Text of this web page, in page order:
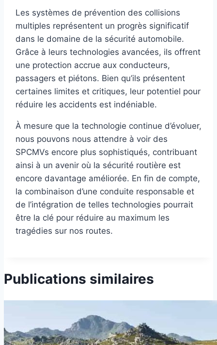
Les systèmes de prévention des collisions
multiples représentent un progrès significatif
dans le domaine de la sécurité automobile.
Grâce à leurs technologies avancées, ils offrent
une protection accrue aux conducteurs,
passagers et piétons. Bien qu’ils présentent
certaines limites et critiques, leur potentiel pour
réduire les accidents est indéniable.
À mesure que la technologie continue d’évoluer,
nous pouvons nous attendre à voir des
SPCMVs encore plus sophistiqués, contribuant
ainsi à un avenir où la sécurité routière est
encore davantage améliorée. En fin de compte,
la combinaison d’une conduite responsable et
de l’intégration de telles technologies pourrait
être la clé pour réduire au maximum les
tragédies sur nos routes.
Publications similaires